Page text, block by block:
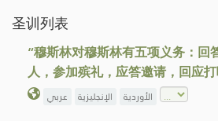
圣训列表
“穆斯林对穆斯林有五项义务：回
人，参加殡礼，应答邀请，回应
عربي الإنجليزية الأوردية